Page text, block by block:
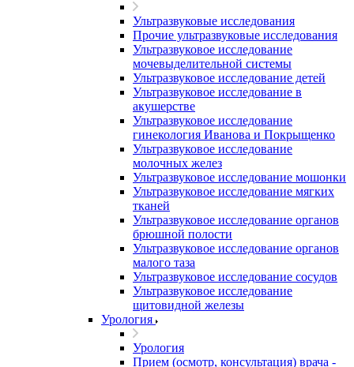
Ультразвуковые исследования
Прочие ультразвуковые исследования
Ультразвуковое исследование
мочевыделительной системы
Ультразвуковое исследование детей
Ультразвуковое исследование в
акушерстве
Ультразвуковое исследование
гинекология Иванова и Покрыщенко
Ультразвуковое исследование
молочных желез
Ультразвуковое исследование мошонки
Ультразвуковое исследование мягких
тканей
Ультразвуковое исследование органов
брюшной полости
Ультразвуковое исследование органов
малого таза
Ультразвуковое исследование сосудов
Ультразвуковое исследование
щитовидной железы
Урология
Урология
Прием (осмотр, консультация) врача -